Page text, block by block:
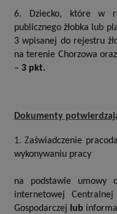
6. Dziecko, które w
publicznego żłobka lub
3 wpisanej do rejestru
na terenie Chorzowa
– 3 pkt.
Dokumenty
1. Zaświadczenie
wykonywaniu pracy
na podstawie umowy
internetowej
Gospodarczej
lub